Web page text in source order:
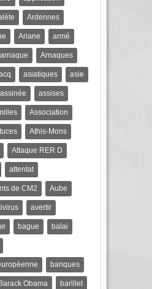
Ardennes
Ariane armé
arnaque Arnaques
asiatiques asie
assises
Association
Athis-Mons
Attaque RER D
attentat
de CM2 Aube
avertir
bague balai
banques
Barack Obama barillet